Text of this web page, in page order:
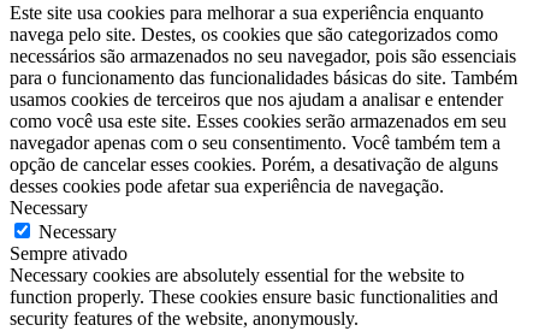
Este site usa cookies para melhorar a sua experiência enquanto
navega pelo site. Destes, os cookies que são categorizados como
necessários são armazenados no seu navegador, pois são essenciais
para o funcionamento das funcionalidades básicas do site. Também
usamos cookies de terceiros que nos ajudam a analisar e entender
como você usa este site. Esses cookies serão armazenados em seu
navegador apenas com o seu consentimento. Você também tem a
opção de cancelar esses cookies. Porém, a desativação de alguns
desses cookies pode afetar sua experiência de navegação.
Necessary
Necessary
Sempre ativado
Necessary cookies are absolutely essential for the website to
function properly. These cookies ensure basic functionalities and
security features of the website, anonymously.